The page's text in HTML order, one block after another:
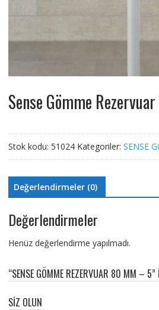
Sense Gömme
Stok kodu: 51024 Kategoriler: SENSE
Değerlendirmeler (0)
Değerlendirmeler
Henüz değerlendirme yapılmadı.
“SENSE GÖMME REZERVUAR 80 MM –
SIZ OLUN